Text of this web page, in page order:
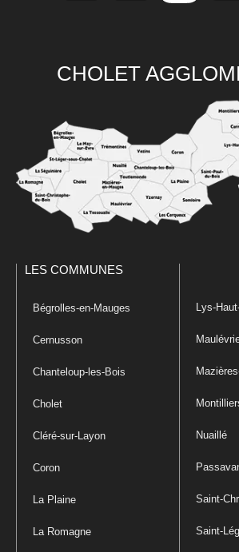
CHOLET
LES COMMUNES
Bégrolles-en-Mauges
Cernusson
Chanteloup-les-Bois
Cholet
Cléré-sur-Layon
Coron
La Plaine
La Romagne
Lys-
Nuaillé
Saint-
Saint-